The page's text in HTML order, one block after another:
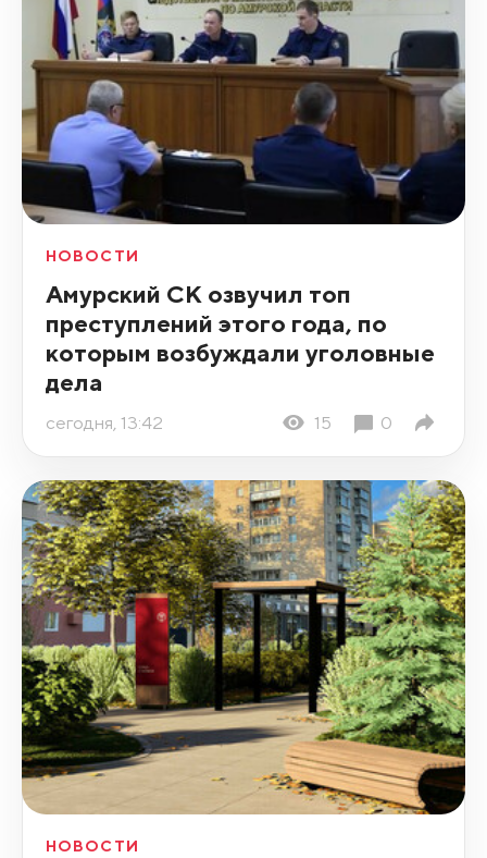
НОВОСТИ
Амурский СК озвучил топ
преступлений этого года, по
которым возбуждали уголовные
дела
сегодня, 13:42 15 0
НОВОСТИ